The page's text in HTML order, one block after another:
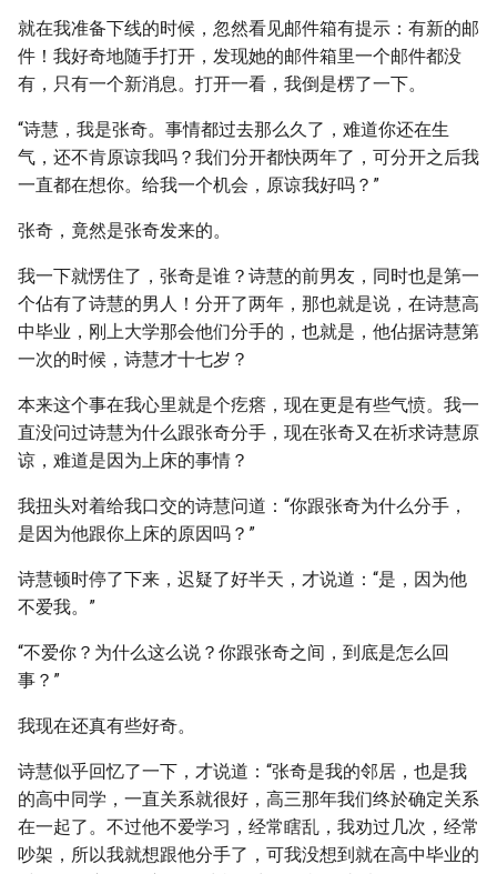
就在我准备下线的时候，忽然看见邮件箱有提示：有新的邮
件！我好奇地随手打开，发现她的邮件箱里一个邮件都没
有，只有一个新消息。打开一看，我倒是楞了一下。
“诗慧，我是张奇。事情都过去那么久了，难道你还在生
气，还不肯原谅我吗？我们分开都快两年了，可分开之后我
一直都在想你。给我一个机会，原谅我好吗？”
张奇，竟然是张奇发来的。
我一下就愣住了，张奇是谁？诗慧的前男友，同时也是第一
个佔有了诗慧的男人！分开了两年，那也就是说，在诗慧高
中毕业，刚上大学那会他们分手的，也就是，他佔据诗慧第
一次的时候，诗慧才十七岁？
本来这个事在我心里就是个疙瘩，现在更是有些气愤。我一
直没问过诗慧为什么跟张奇分手，现在张奇又在祈求诗慧原
谅，难道是因为上床的事情？
我扭头对着给我口交的诗慧问道：“你跟张奇为什么分手，
是因为他跟你上床的原因吗？”
诗慧顿时停了下来，迟疑了好半天，才说道：“是，因为他
不爱我。”
“不爱你？为什么这么说？你跟张奇之间，到底是怎么回
事？”
我现在还真有些好奇。
诗慧似乎回忆了一下，才说道：“张奇是我的邻居，也是我
的高中同学，一直关系就很好，高三那年我们终於确定关系
在一起了。不过他不爱学习，经常瞎乱，我劝过几次，经常
吵架，所以我就想跟他分手了，可我没想到就在高中毕业的